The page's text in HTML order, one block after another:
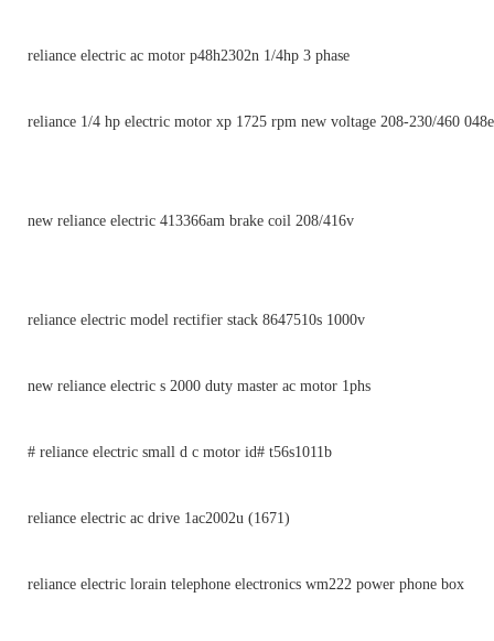
reliance electric ac motor p48h2302n 1/4hp 3 phase
reliance 1/4 hp electric motor xp 1725 rpm new voltage 208-230/460
new reliance electric 413366am brake coil 208/416v
reliance electric model rectifier stack 8647510s 1000v
new reliance electric s 2000 duty master ac motor 1phs
# reliance electric small d c motor id# t56s1011b
reliance electric ac drive 1ac2002u (1671)
reliance electric lorain telephone electronics wm222 power phone box